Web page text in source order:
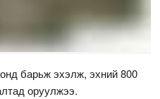
барьж эхэлж, эхний 800
оруулжээ.